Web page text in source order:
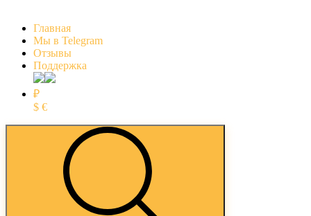
Главная
Мы в Telegram
Отзывы
Поддержка
₽
$ €